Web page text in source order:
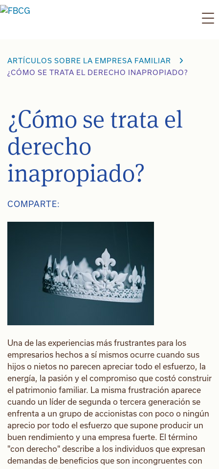
Ir
ARTÍCULOS SOBRE LA EMPRESA FAMILIAR
¿CÓMO SE TRATA EL DERECHO INAPROPIADO?
¿Cómo se trata el
derecho
inapropiado?
COMPARTE:
Una de las experiencias más frustrantes para los
empresarios hechos a sí mismos ocurre cuando sus
hijos o nietos no parecen apreciar todo el esfuerzo, la
energía, la pasión y el compromiso que costó construir
el patrimonio familiar. La misma frustración aparece
cuando un líder de segunda o tercera generación se
enfrenta a un grupo de accionistas con poco o ningún
aprecio por todo el esfuerzo que supone producir un
buen rendimiento y una empresa fuerte. El término
"con derecho" describe a los individuos que expresan
demandas de beneficios que son incongruentes con